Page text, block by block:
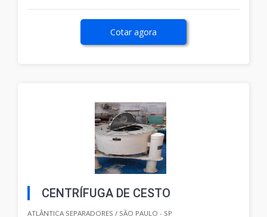
Cotar agora
CENTRÍFUGA DE CESTO
ATLÂNTICA SEPARADORES / SÃO PAULO - SP